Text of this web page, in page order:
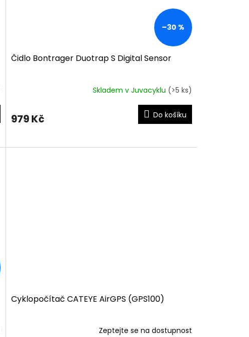
–30 %
Čidlo Bontrager Duotrap S Digital Sensor
Skladem v Juvacyklu (>5 ks)
979 Kč Do košíku
Cyklopočítač CATEYE AirGPS (GPS100)
Zeptejte se na dostupnost